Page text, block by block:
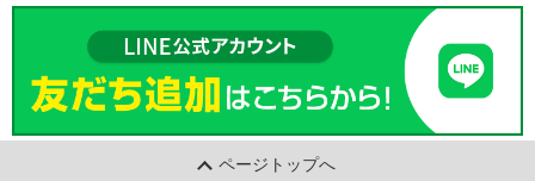
ページトップへ